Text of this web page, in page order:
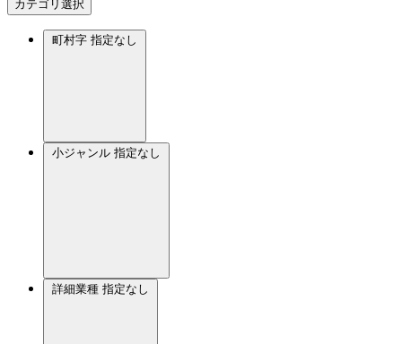
カテゴリ選択
町村字 指定なし
小ジャンル 指定なし
詳細業種 指定なし